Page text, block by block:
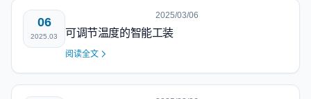
06
2025.03
2025/03/06
可调节温度的智能工装
阅读全文